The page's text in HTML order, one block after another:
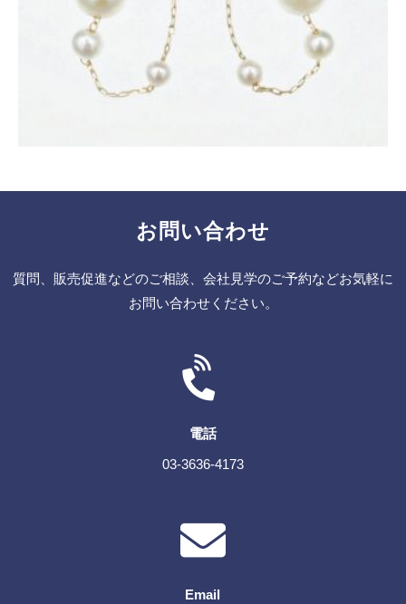
お問い合わせ
質問、販売促進などのご相談、会社見学のご予約などお気軽に
お問い合わせください。
電話
03-3636-4173
Email